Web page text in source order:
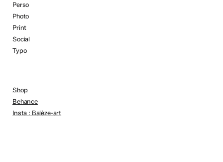
Perso
Photo
Print
Social
Typo
Shop
Behance
Insta : Balèze-art